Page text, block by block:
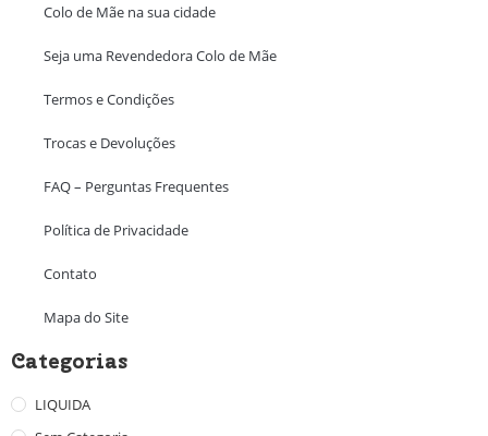
Colo de Mãe na sua cidade
Seja uma Revendedora Colo de Mãe
Termos e Condições
Trocas e Devoluções
FAQ – Perguntas Frequentes
Política de Privacidade
Contato
Mapa do Site
Categorias
LIQUIDA